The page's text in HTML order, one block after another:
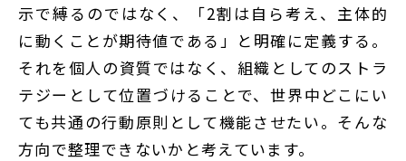
示で縛るのではなく、「2割は自ら考え、主体的
に動くことが期待値である」と明確に定義する。
それを個人の資質ではなく、組織としてのストラ
テジーとして位置づけることで、世界中どこにい
ても共通の行動原則として機能させたい。そんな
方向で整理できないかと考えています。